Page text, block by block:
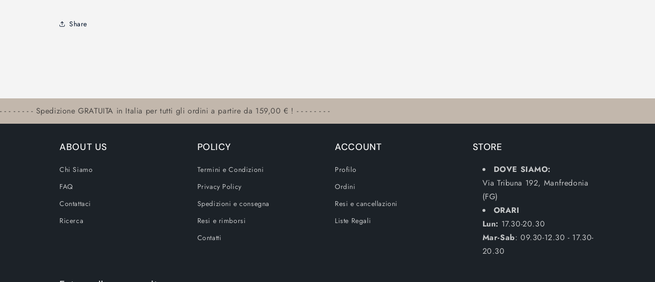
Share
- - - - - - - - Spedizione GRATUITA in Italia per tutti gli ordini a partire da 159,00 € ! - - - - - - - -
ABOUT US
Chi Siamo
FAQ
Contattaci
Ricerca
POLICY
Termini e Condizioni
Privacy Policy
Spedizioni e consegna
Resi e rimborsi
Contatti
ACCOUNT
Profilo
Ordini
Resi e cancellazioni
Liste Regali
STORE
DOVE SIAMO:
Via Tribuna 192, Manfredonia
(FG)
ORARI
Lun: 17.30-20.30
Mar-Sab: 09.30-12.30 - 17.30-
20.30